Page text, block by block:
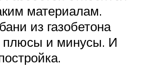
материалам.
из газобетона
плюсы и минусы. И